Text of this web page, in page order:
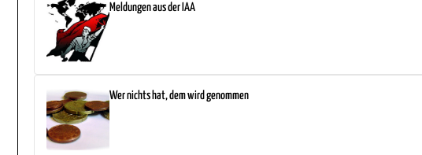
Meldungen aus der IAA
Wer nichts hat, dem wird genommen